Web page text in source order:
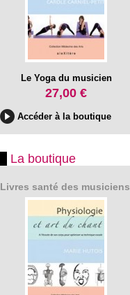
Le Yoga du musicien
27,00 €
Accéder à la boutique
La boutique
Livres santé des musiciens